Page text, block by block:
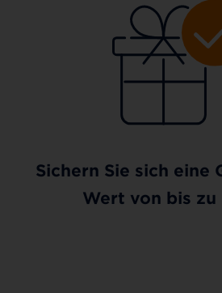
Sichern Sie sich eine
Wert von bis zu